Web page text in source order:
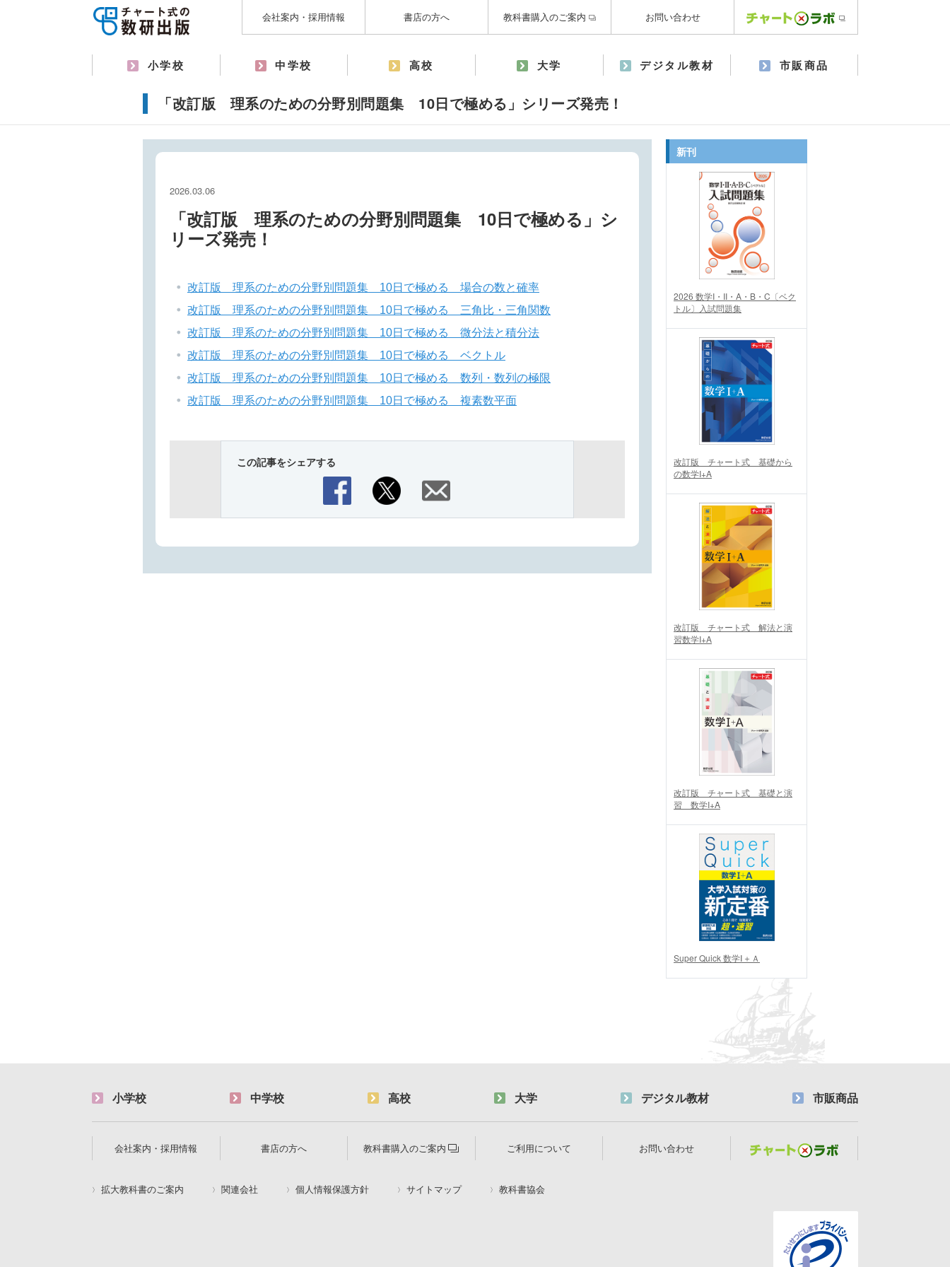
会社案内・採用情報 書店の方へ 教科書購入のご案内 お問い合わせ
小学校 中学校 高校 大学 デジタル教材 市販商品
「改訂版 理系のための分野別問題集 10日で極める」シリーズ発売！
「改訂版 理系のための分野別問題集 10日で極める」シ
リーズ発売！
2026.03.06
改訂版 理系のための分野別問題集 10日で極める 場合の数と確率
改訂版 理系のための分野別問題集 10日で極める 三角比・三角関数
改訂版 理系のための分野別問題集 10日で極める 微分法と積分法
改訂版 理系のための分野別問題集 10日で極める ベクトル
改訂版 理系のための分野別問題集 10日で極める 数列・数列の極限
改訂版 理系のための分野別問題集 10日で極める 複素数平面
この記事をシェアする
新刊
2026 数学I・II・A・B・C〔ベク
トル〕入試問題集
改訂版 チャート式 基礎から
の数学I+A
改訂版 チャート式 解法と演
習数学I+A
改訂版 チャート式 基礎と演
習 数学I+A
Super Quick 数学Ⅰ＋Ａ
小学校 中学校 高校 大学 デジタル教材 市販商品
会社案内・採用情報 書店の方へ 教科書購入のご案内 ご利用について お問い合わせ
拡大教科書のご案内 関連会社 個人情報保護方針 サイトマップ 教科書協会